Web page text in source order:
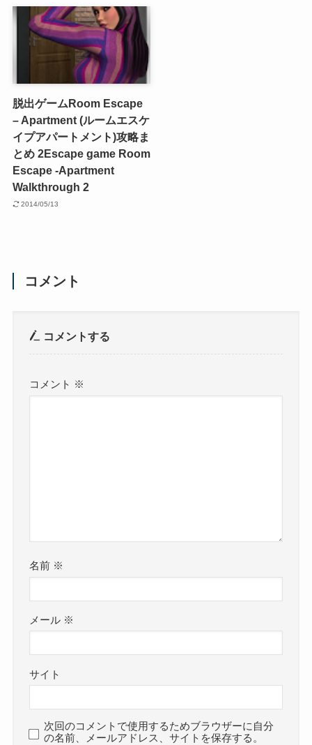
脱出ゲームRoom Escape
– Apartment (ルームエスケ
イプアパートメント)攻略ま
とめ 2Escape game Room
Escape -Apartment
Walkthrough 2
2014/05/13
コメント
コメントする
コメント ※
名前 ※
メール ※
サイト
次回のコメントで使用するためブラウザーに自分
の名前、メールアドレス、サイトを保存する。